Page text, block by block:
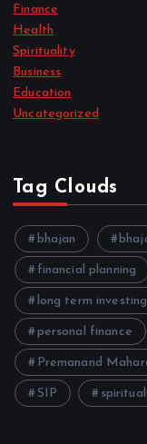
Finance
Health
Spirituality
Business
Education
Uncategorized
Tag Clouds
bhajan
financial planning
long term investing
personal finance
Premanand
SIP